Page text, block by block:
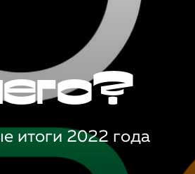
итоги 2022 года